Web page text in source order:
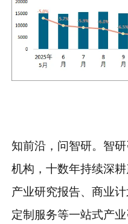
知前沿，问智研。智
机构，十数年持续深
产业研究报告、商业
定制服务等一站式产